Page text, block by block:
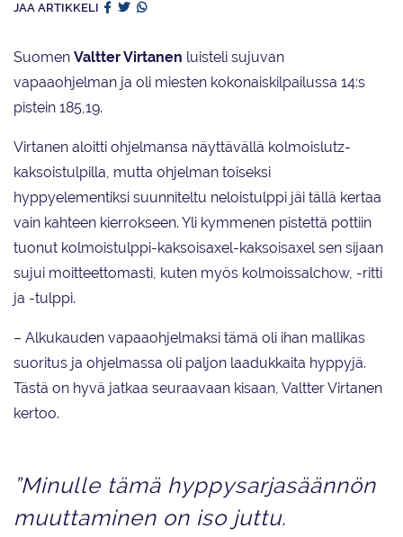
JAA ARTIKKELI
Suomen Valtter Virtanen luisteli sujuvan
vapaaohjelman ja oli miesten kokonaiskilpailussa 14:s
pistein 185,19.
Virtanen aloitti ohjelmansa näyttävällä kolmoislutz-
kaksoistulpilla, mutta ohjelman toiseksi
hyppyelementiksi suunniteltu neloistulppi jäi tällä kertaa
vain kahteen kierrokseen. Yli kymmenen pistettä pottiin
tuonut kolmoistulppi-kaksoisaxel-kaksoisaxel sen sijaan
sujui moitteettomasti, kuten myös kolmoissalchow, -ritti
ja -tulppi.
– Alkukauden vapaaohjelmaksi tämä oli ihan mallikas
suoritus ja ohjelmassa oli paljon laadukkaita hyppyjä.
Tästä on hyvä jatkaa seuraavaan kisaan, Valtter Virtanen
kertoo.
”Minulle tämä hyppysarjasäännön
muuttaminen on iso juttu.